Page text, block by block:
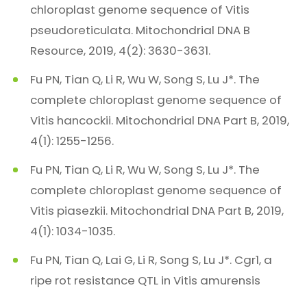
chloroplast genome sequence of Vitis
pseudoreticulata. Mitochondrial DNA B
Resource, 2019, 4(2): 3630-3631.
Fu PN, Tian Q, Li R, Wu W, Song S, Lu J*. The
complete chloroplast genome sequence of
Vitis hancockii. Mitochondrial DNA Part B, 2019,
4(1): 1255-1256.
Fu PN, Tian Q, Li R, Wu W, Song S, Lu J*. The
complete chloroplast genome sequence of
Vitis piasezkii. Mitochondrial DNA Part B, 2019,
4(1): 1034-1035.
Fu PN, Tian Q, Lai G, Li R, Song S, Lu J*. Cgr1, a
ripe rot resistance QTL in Vitis amurensis